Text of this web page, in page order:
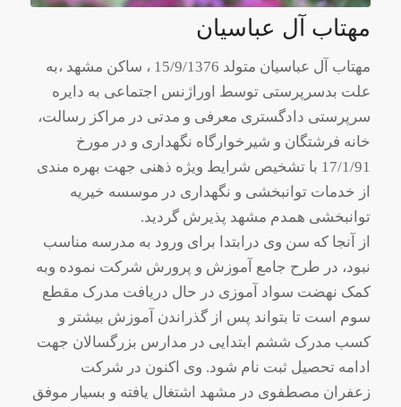
مهتاب آل عباسیان
مهتاب آل عباسیان متولد 15/9/1376 ، ساکن مشهد ،به
علت بدسرپرستی توسط اوراژنس اجتماعی به دایره
سرپرستی دادگستری معرفی و مدتی در مراکز رسالت،
خانه فرشتگان و شیرخوارگاه نگهداری و در مورخ
17/1/91 با تشخیص شرایط ویژه ذهنی جهت بهره مندی
از خدمات توانبخشی و نگهداری در موسسه خیریه
توانبخشی همدم مشهد پذیرش گردید.
از آنجا که سن وی درابتدا برای ورود به مدرسه مناسب
نبود، در طرح جامع آموزش و پرورش شرکت نموده وبه
کمک نهضت سواد آموزی در حال دریافت مدرک مقطع
سوم است تا بتواند پس از گذراندن آموزش بیشتر و
کسب مدرک ششم ابتدایی در مدارس بزرگسالان جهت
ادامه تحصیل ثبت نام شود. وی اکنون در شرکت
زعفران مصطفوی در مشهد اشتغال یافته و بسیار موفق